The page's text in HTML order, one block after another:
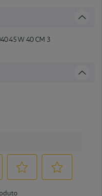
45 W 40 CM 3